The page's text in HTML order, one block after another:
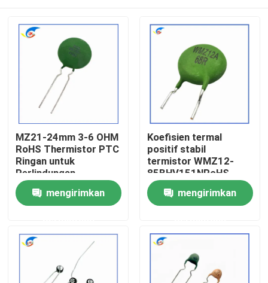
Rumah
MZ21-24mm 3-6 OHM
RoHS Thermistor PTC
Ringan untuk
Perlindungan
Overcurrent
Thermistor Koefisien
Termal Positif yang
mengirimkan
Koefisien termal
positif stabil
termistor WMZ12-
85BHV151NRoHS
untuk perlindungan
overcurrent
bersertifikat RoHS-
mengirimkan